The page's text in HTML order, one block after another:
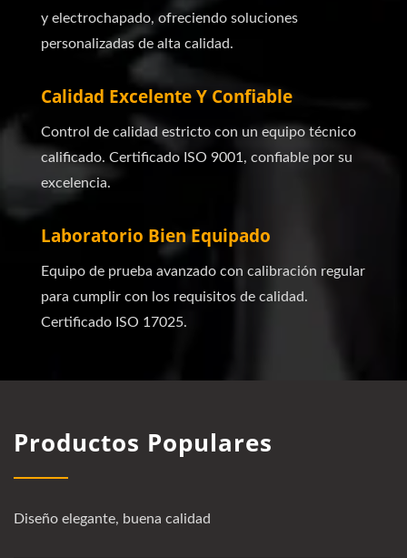
y electrochapado, ofreciendo soluciones
personalizadas de alta calidad.
Calidad Excelente Y Confiable
Control de calidad estricto con un equipo técnico
calificado. Certificado ISO 9001, confiable por su
excelencia.
Laboratorio Bien Equipado
Equipo de prueba avanzado con calibración regular
para cumplir con los requisitos de calidad.
Certificado ISO 17025.
Productos Populares
Diseño elegante, buena calidad